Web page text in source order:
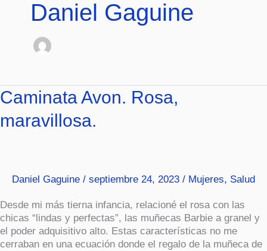
Daniel Gaguine
Caminata Avon. Rosa,
maravillosa.
Daniel Gaguine / septiembre 24, 2023 / Mujeres, Salud
Desde mi más tierna infancia, relacioné el rosa con las
chicas “lindas y perfectas”, las muñecas Barbie a granel y
el poder adquisitivo alto. Estas características no me
cerraban en una ecuación donde el regalo de la muñeca de
Caminata
Avon.
Rosa,
maravillosa.